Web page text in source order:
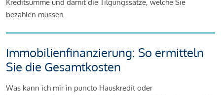
Kreditsumme und damit die Tilgungssätze, welche Sie
bezahlen müssen.
Immobilienfinanzierung: So ermitteln
Sie die Gesamtkosten
Was kann ich mir in puncto Hauskredit oder